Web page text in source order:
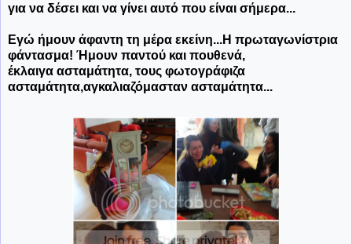
για να δέσει και να γίνει αυτό που είναι σήμερα...
Εγώ ήμουν άφαντη τη μέρα εκείνη...Η πρωταγωνίστρια
φάντασμα! Ήμουν παντού και πουθενά,
έκλαιγα ασταμάτητα, τους φωτογράφιζα
ασταμάτητα,αγκαλιαζόμασταν ασταμάτητα...